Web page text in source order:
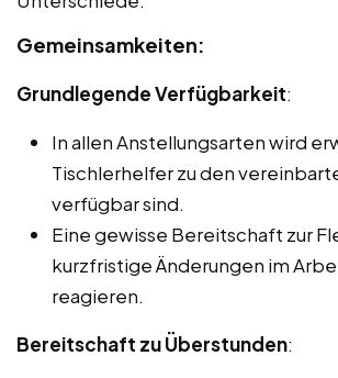
Gemeinsamkeiten:
Grundlegende Verfügbarkeit:
In allen Anstellungsarten wird
Tischlerhelfer zu den
verfügbar sind.
Eine gewisse Bereitschaft zur
kurzfristige Änderungen im
reagieren.
Bereitschaft zu Überstunden: